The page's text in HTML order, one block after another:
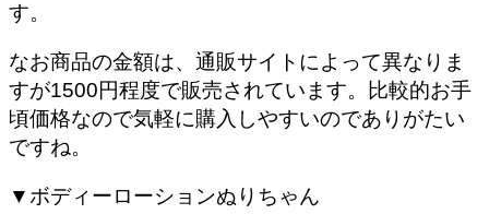
す。
なお商品の金額は、通販サイトによって異なりま
すが1500円程度で販売されています。比較的お手
頃価格なので気軽に購入しやすいのでありがたい
ですね。
▼ボディーローションぬりちゃん